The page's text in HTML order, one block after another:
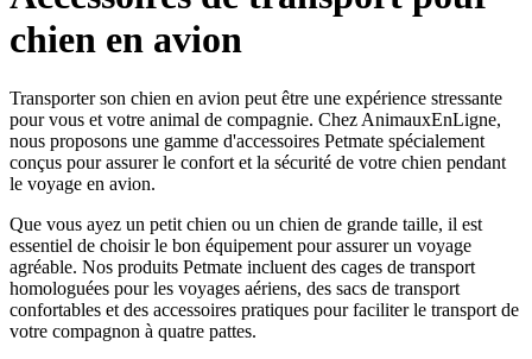
chien en avion
Transporter son chien en avion peut être une expérience stressante
pour vous et votre animal de compagnie. Chez AnimauxEnLigne,
nous proposons une gamme d'accessoires Petmate spécialement
conçus pour assurer le confort et la sécurité de votre chien pendant
le voyage en avion.
Que vous ayez un petit chien ou un chien de grande taille, il est
essentiel de choisir le bon équipement pour assurer un voyage
agréable. Nos produits Petmate incluent des cages de transport
homologuées pour les voyages aériens, des sacs de transport
confortables et des accessoires pratiques pour faciliter le transport de
votre compagnon à quatre pattes.